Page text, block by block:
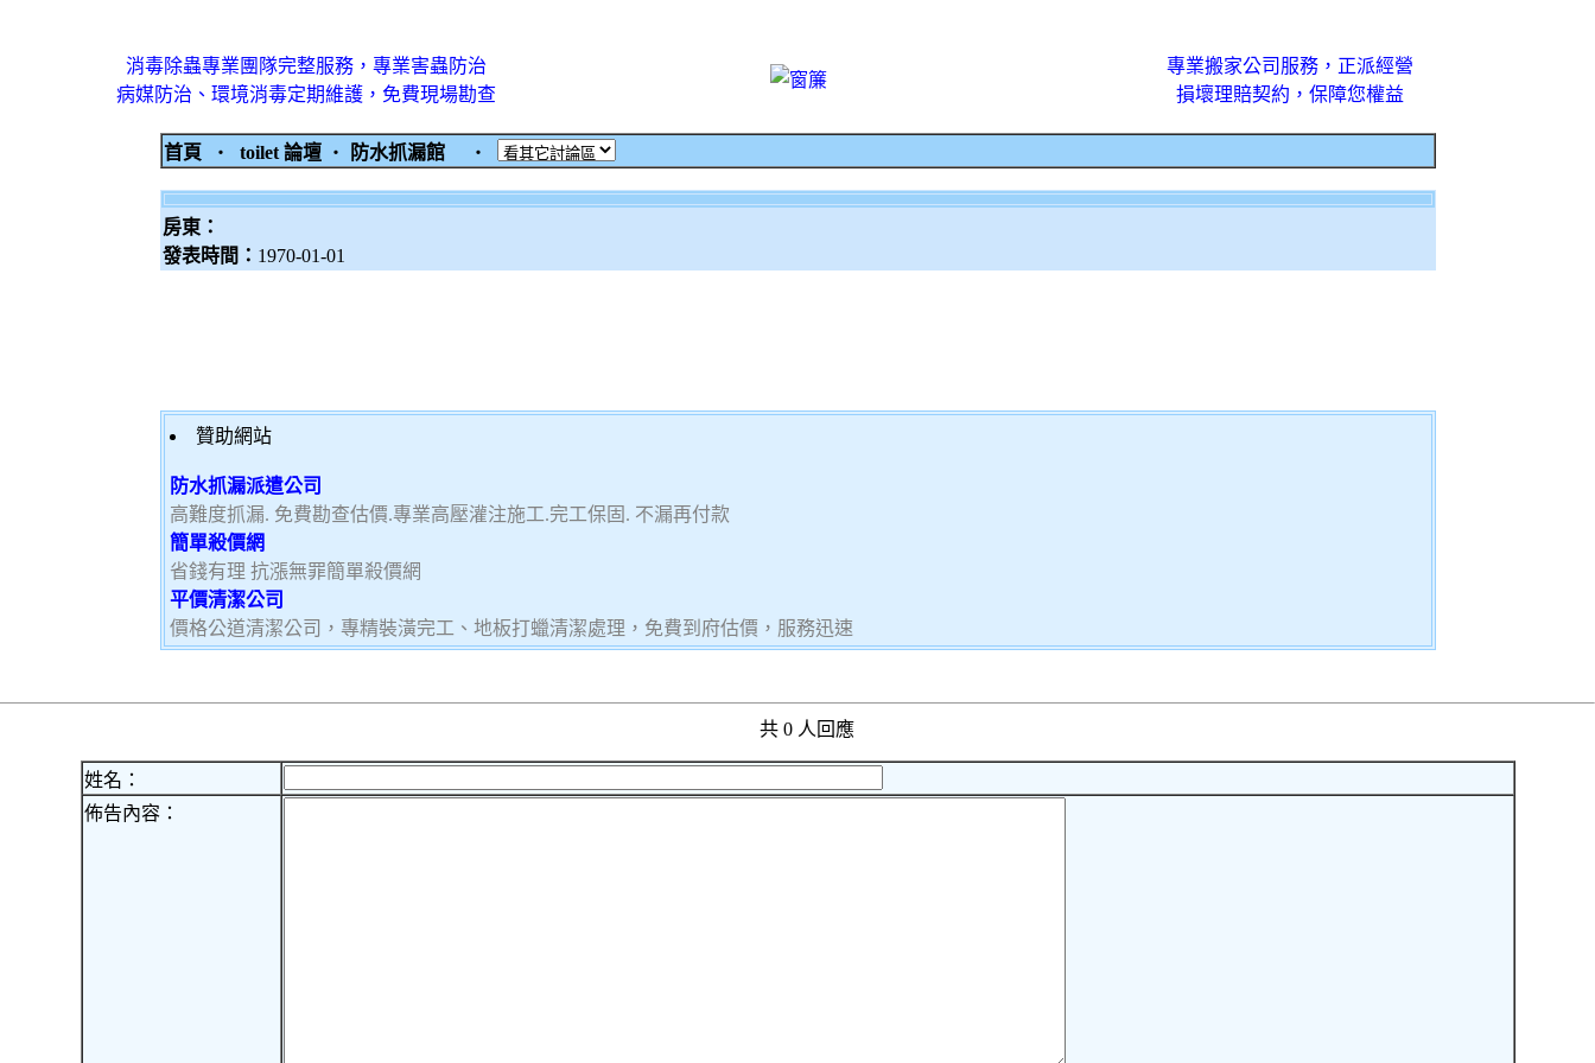
消毒除蟲專業團隊完整服務，專業害蟲防治
病媒防治、環境消毒定期維護，免費現場勘查
專業搬家公司服務，正派經營
損壞理賠契約，保障您權益
首頁 ‧ toilet 論壇 ‧ 防水抓漏館 ‧
房東：
發表時間： 1970-01-01
贊助網站
防水抓漏派遣公司
高難度抓漏. 免費勘查估價.專業高壓灌注施工.完工保固. 不漏再付款
簡單殺價網
省錢有理 抗漲無罪簡單殺價網
平價清潔公司
價格公道清潔公司，專精裝潢完工、地板打蠟清潔處理，免費到府估價，服務迅速
共 0 人回應
姓名：
佈告內容：